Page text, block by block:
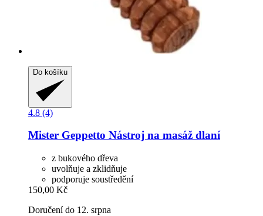
Do košíku
4.8 (4)
Mister Geppetto Nástroj na masáž dlaní
z bukového dřeva
uvolňuje a zklidňuje
podporuje soustředění
150,00 Kč
Doručení do 12. srpna